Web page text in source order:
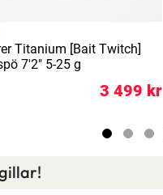
Titanium [Bait Twitch]
7'2" 5-25 g
3 499 kr